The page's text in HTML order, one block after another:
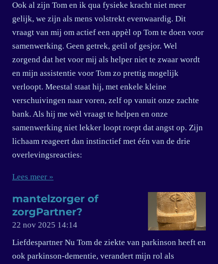
Ook al zijn Tom en ik qua fysieke kracht niet meer
gelijk, we zijn als mens volstrekt evenwaardig. Dit
vraagt van mij om actief een appèl op Tom te doen voor
samenwerking. Geen getrek, getil of gesjor. Wel
zorgend dat het voor mij als helper niet te zwaar wordt
en mijn assistentie voor Tom zo prettig mogelijk
verloopt. Meestal staat hij, met enkele kleine
verschuivingen naar voren, zelf op vanuit onze zachte
bank. Als hij me wèl vraagt te helpen en onze
samenwerking niet lekker loopt roept dat angst op. Zijn
lichaam reageert dan instinctief met één van de drie
overlevingsreacties:
Lees meer »
mantelzorger of
zorgPartner?
22 nov 2025 14:14
Liefdespartner Nu Tom de ziekte van parkinson heeft en
ook parkinson-dementie, verandert mijn rol als